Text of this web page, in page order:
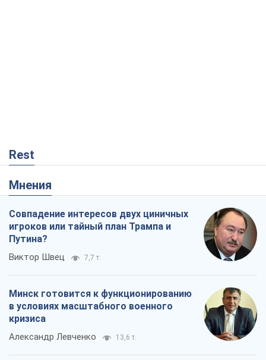
Rest
Мнения
Совпадение интересов двух циничных
игроков или тайный план Трампа и
Путина?
Виктор Швец 7,7 т.
Минск готовится к функционированию
в условиях масштабного военного
кризиса
Александр Левченко 13,6 т.